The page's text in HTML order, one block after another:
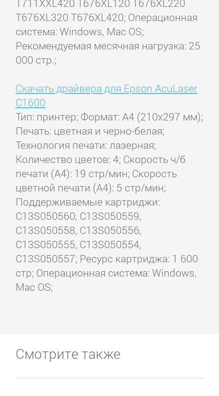
T711XXL420 T676XL120 T676XL220
T676XL320 T676XL420; Операционная
система: Windows, Mac OS;
Рекомендуемая месячная нагрузка: 25
000 стр.;
Скачать драйвера для Epson AcuLaser
C1600
Тип: принтер; Формат: A4 (210x297 мм);
Печать: цветная и черно-белая;
Технология печати: лазерная;
Количество цветов: 4; Скорость ч/б
печати (А4): 19 стр/мин; Скорость
цветной печати (А4): 5 стр/мин;
Поддерживаемые картриджи:
C13S050560, C13S050559,
C13S050558, C13S050556,
C13S050555, C13S050554,
C13S050557; Ресурс картриджа: 1 600
стр; Операционная система: Windows,
Mac OS;
Смотрите также